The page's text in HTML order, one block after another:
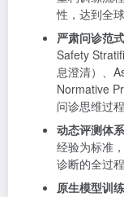
性，达到全
严肃问诊范
Safety
息澄清）、
Normative
问诊思维过
动态评测体系
经验为标准
诊断的全过
原生模型训